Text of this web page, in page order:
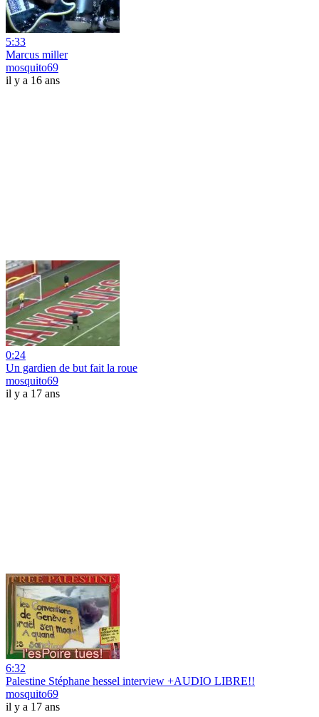
5:33
Marcus miller
mosquito69
il y a 16 ans
0:24
Un gardien de but fait la roue
mosquito69
il y a 17 ans
6:32
Palestine Stéphane hessel interview +AUDIO LIBRE!!
mosquito69
il y a 17 ans